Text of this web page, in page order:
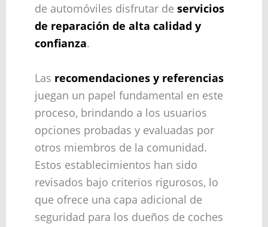
de automóviles disfrutar de servicios
de reparación de alta calidad y
confianza.
Las recomendaciones y referencias
juegan un papel fundamental en este
proceso, brindando a los usuarios
opciones probadas y evaluadas por
otros miembros de la comunidad.
Estos establecimientos han sido
revisados bajo criterios rigurosos, lo
que ofrece una capa adicional de
seguridad para los dueños de coches